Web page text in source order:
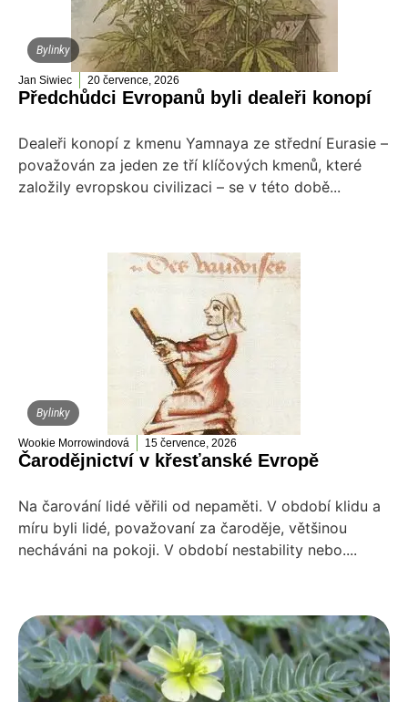
Bylinky
Jan Siwiec 20 července, 2026
Předchůdci Evropanů byli dealeři konopí
Dealeři konopí z kmenu Yamnaya ze střední Eurasie –
považován za jeden ze tří klíčových kmenů, které
založily evropskou civilizaci – se v této době...
Bylinky
Wookie Morrowindová 15 července, 2026
Čarodějnictví v křesťanské Evropě
Na čarování lidé věřili od nepaměti. V období klidu a
míru byli lidé, považovaní za čaroděje, většinou
necháváni na pokoji. V období nestability nebo....